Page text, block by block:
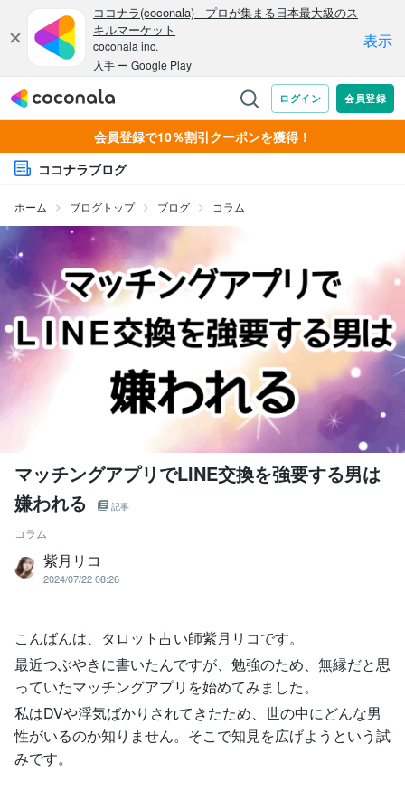
会員登録で10％割引クーポンを獲得！
ココナラブログ
ホーム ブログトップ ブログ コラム
マッチングアプリでLINE交換を強要する男は
嫌われる
記事
コラム
紫月リコ
2024/07/22 08:26
こんばんは、タロット占い師紫月リコです。
最近つぶやきに書いたんですが、勉強のため、無縁だと思
っていたマッチングアプリを始めてみました。
私はDVや浮気ばかりされてきたため、世の中にどんな男
性がいるのか知りません。そこで知見を広げようという試
みです。